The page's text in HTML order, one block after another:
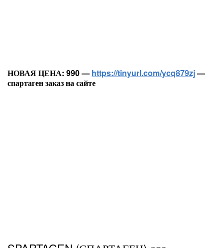
НОВАЯ ЦЕНА: 990 — https://tinyurl.com/ycq879zj—
спартаген заказ на сайте